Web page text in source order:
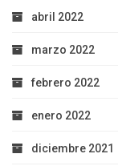
abril 2022
marzo 2022
febrero 2022
enero 2022
diciembre 2021